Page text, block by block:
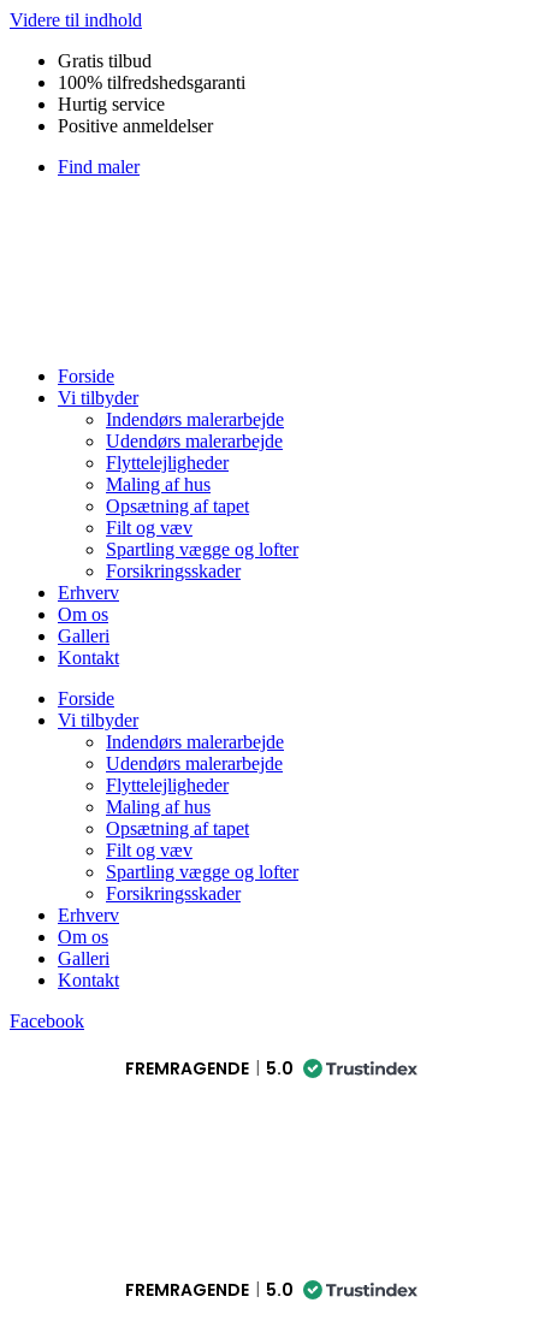
Videre til indhold
Gratis tilbud
100% tilfredshedsgaranti
Hurtig service
Positive anmeldelser
Find maler
Forside
Vi tilbyder
Indendørs malerarbejde
Udendørs malerarbejde
Flyttelejligheder
Maling af hus
Opsætning af tapet
Filt og væv
Spartling vægge og lofter
Forsikringsskader
Erhverv
Om os
Galleri
Kontakt
Forside
Vi tilbyder
Indendørs malerarbejde
Udendørs malerarbejde
Flyttelejligheder
Maling af hus
Opsætning af tapet
Filt og væv
Spartling vægge og lofter
Forsikringsskader
Erhverv
Om os
Galleri
Kontakt
Facebook
FREMRAGENDE 5.0
FREMRAGENDE 5.0